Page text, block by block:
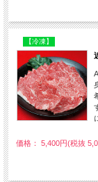
【冷凍】
価格： 5,400円(税抜